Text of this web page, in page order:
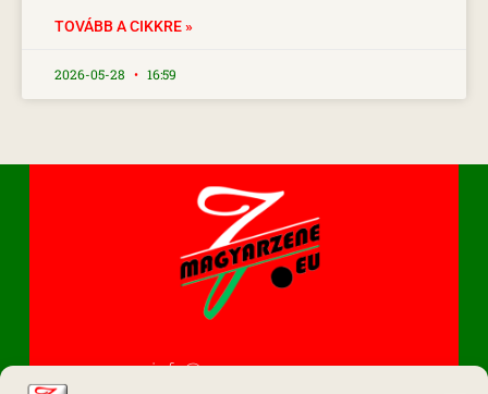
TOVÁBB A CIKKRE »
2026-05-28 16:59
info@magyarzene.eu